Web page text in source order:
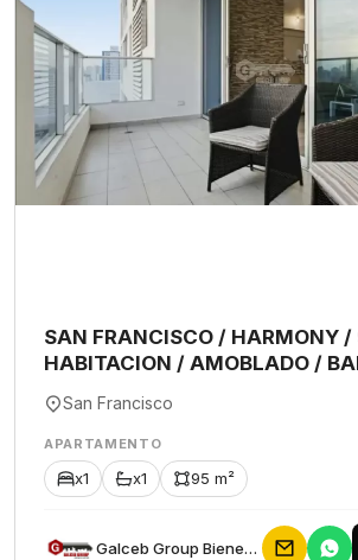
SAN FRANCISCO / HARMONY /
HABITACION / AMOBLADO /
San Francisco
APARTAMENTO
x1 x1 95 m²
Galceb Group Bienes Raices